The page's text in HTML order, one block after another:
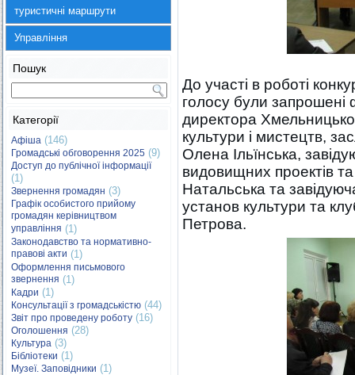
туристичні маршрути
Управління
Пошук
Категорії
Афіша (146)
Громадські обговорення 2025 (9)
Доступ до публічної інформації
(1)
Звернення громадян (3)
Графік особистого прийому
громадян керівництвом
управління (1)
Законодавство та нормативно-
правові акти (1)
Оформлення письмового
звернення (1)
Кадри (1)
Консультації з громадськістю (44)
Звіт про проведену роботу (16)
Оголошення (28)
Культура (3)
Бібліотеки (1)
Музеї. Заповідники (1)
До участі в роботі
голосу були запрошені
директора
культури і мистецтв,
Олена Ільїнська,
видовищних проектів
Натальська та
установ культури та
Петрова.